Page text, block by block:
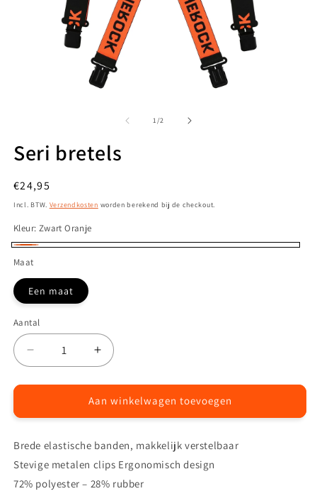
1/van
2
Seri bretels
Normale
prijs
€24,95
Incl. BTW. Verzendkosten worden berekend bij de checkout.
Kleur: Zwart Oranje
Maat
Een maat
Aantal
Aantal
Aantal
verlagen
voor
bretels
Aantal
verhogen
voor
Seri
bretels
Aan winkelwagen toevoegen
Brede elastische banden, makkelijk verstelbaar
Stevige metalen clips Ergonomisch design
72% polyester – 28% rubber